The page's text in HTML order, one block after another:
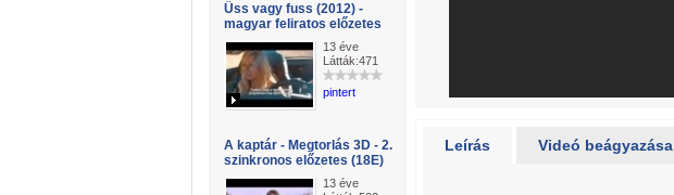
Üss vagy fuss (2012) -
magyar feliratos előzetes
13 éve
Látták:471
pintert
A kaptár - Megtorlás 3D - 2.
szinkronos előzetes (18E)
13 éve
Leírás Videó beágyazása